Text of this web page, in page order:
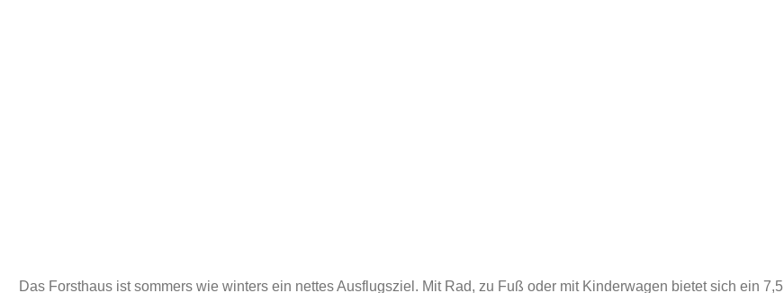
Das Forsthaus ist sommers wie winters ein nettes Ausflugsziel. Mit Rad, zu Fuß oder mit Kinderwagen bietet sich ein 7,5